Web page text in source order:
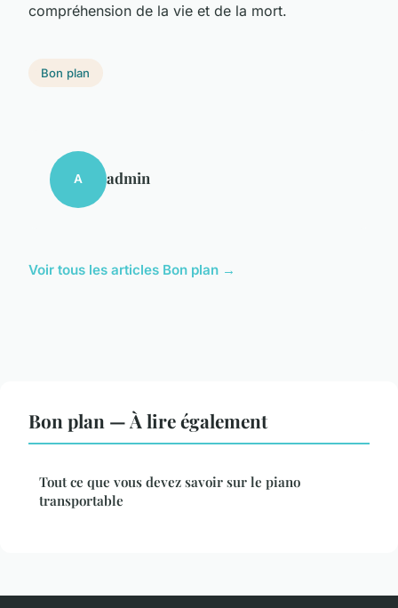
compréhension de la vie et de la mort.
Bon plan
A admin
Voir tous les articles Bon plan →
Bon plan — À lire également
Tout ce que vous devez savoir sur le piano
transportable